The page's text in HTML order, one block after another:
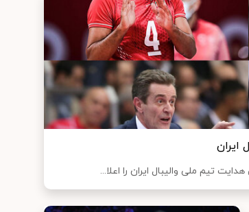
ایران
تیم ملی والیبال ایران را اعلا...